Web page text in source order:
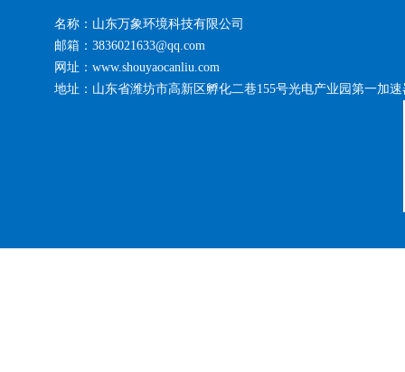
名称：山东万象环境科技有限公司
邮箱：3836021633@qq.com
网址：www.shouyaocanliu.com
地址：山东省潍坊市高新区孵化二巷155号光电产业园第一加